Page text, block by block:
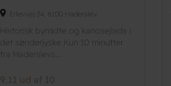
Erlevvej 34, 6100 Haderslev
Historisk bymidte og kanosejlads i
det sønderjyske Kun 10 minutter
fra Haderslevs...
9.11 ud af 10